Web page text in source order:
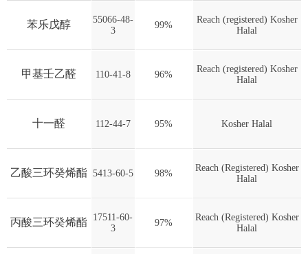
苯乐戊醇
55066-48-
3
99%
Reach (registered) Kosher
Halal
甲基壬乙醛 110-41-8 96%
Reach (registered) Kosher
Halal
十一醛 112-44-7 95% Kosher Halal
乙酸三环癸烯酯 5413-60-5 98%
Reach (Registered) Kosher
Halal
丙酸三环癸烯酯
17511-60-
3
97%
Reach (Registered) Kosher
Halal